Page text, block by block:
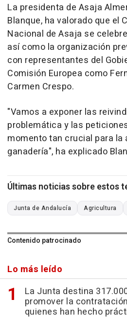
La presidenta de Asaja
Blanque, ha valorado que el
Nacional de Asaja se
así como la organización
con representantes del
Comisión Europea como
Carmen Crespo.
"Vamos a exponer las
problemática y las
momento tan crucial para la
ganadería", ha explicado
Últimas noticias sobre estos
Junta de Andalucía Agricultura
Contenido patrocinado
Lo más leído
La Junta destina
promover la
quienes han hecho